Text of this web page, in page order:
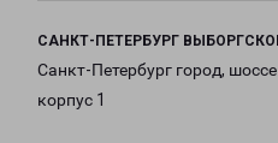
САНКТ-ПЕТЕРБУРГ
Санкт-Петербург город,
корпус 1